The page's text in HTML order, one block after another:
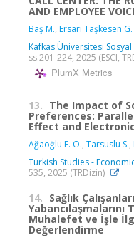
AND EMPLOYEE
Baş M., Ersarı Taşkesen G.
Kafkas Üniversitesi
ss.201-224, 2025 (ESCI,
PlumX Metrics
13. The Impact of
Preferences:
Effect and
Ağaoğlu F. O., Tarsuslu S.,
Turkish Studies -
535, 2025 (TRDizin)
14. Sağlık
Muhalefet ve İşle
Değerlendirme